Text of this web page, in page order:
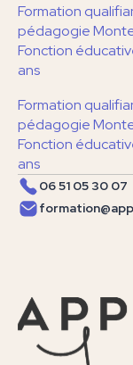
Formation
pédagogie
Fonction
ans
Formation
pédagogie
Fonction
ans
06 51 05 30 07